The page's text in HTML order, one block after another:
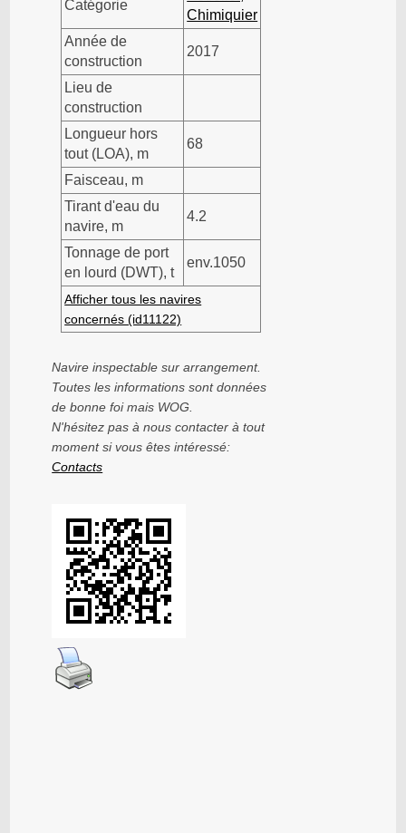
Catégorie
Chimiquier
Année de
construction
2017
Lieu de
construction
Longueur hors
tout (LOA), m
68
Faisceau, m
Tirant d'eau du
navire, m
4.2
Tonnage de port
en lourd (DWT), t
env.1050
Afficher tous les navires
concernés (id11122)
Navire inspectable sur arrangement.
Toutes les informations sont données
de bonne foi mais WOG.
N'hésitez pas à nous contacter à tout
moment si vous êtes intéressé:
Contacts